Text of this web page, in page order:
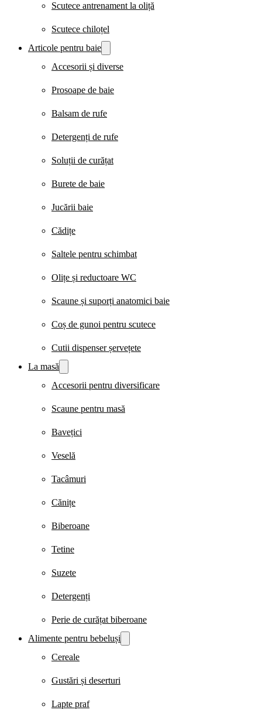
Scutece antrenament la oliță
Scutece chiloțel
Articole pentru baie
Accesorii și diverse
Prosoape de baie
Balsam de rufe
Detergenți de rufe
Soluții de curățat
Burete de baie
Jucării baie
Cădițe
Saltele pentru schimbat
Olițe și reductoare WC
Scaune și suporți anatomici baie
Coș de gunoi pentru scutece
Cutii dispenser șervețete
La masă
Accesorii pentru diversificare
Scaune pentru masă
Bavețici
Veselă
Tacâmuri
Cănițe
Biberoane
Tetine
Suzete
Detergenți
Perie de curățat biberoane
Alimente pentru bebeluși
Cereale
Gustări și deserturi
Lapte praf